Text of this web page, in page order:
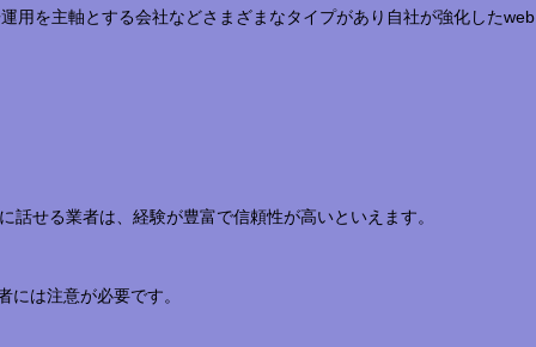
用を主軸とする会社などさまざまなタイプがあり自社が強化したweb
せる業者は、経験が豊富で信頼性が高いといえます。
は注意が必要です。